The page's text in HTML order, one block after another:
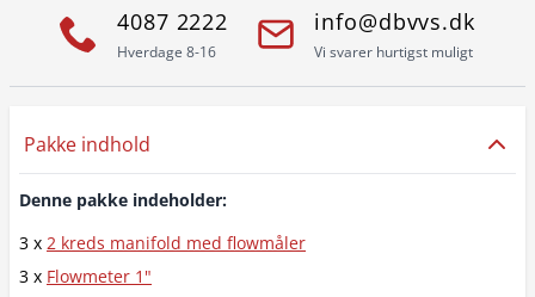
4087 2222
Hverdage 8-16
info@dbvvs.dk
Vi svarer hurtigst muligt
Pakke indhold
Denne pakke indeholder:
3 x 2 kreds manifold med flowmåler
3 x Flowmeter 1"